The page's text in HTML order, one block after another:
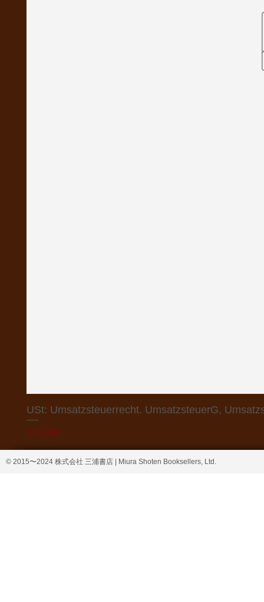
USt: Umsatzsteuerrecht. UmsatzsteuerG,
価格
￥4,368
© 2015〜2024 株式会社 三浦書店 | Miura Shoten Booksellers, Ltd.